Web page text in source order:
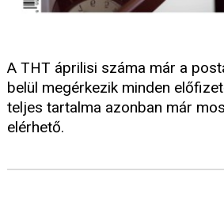
A THT áprilisi száma már a
belül megérkezik minden
teljes tartalma azonban már
elérhető.